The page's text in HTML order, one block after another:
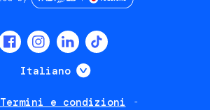
Italiano Mostra ulteriori
Termini e condizioni